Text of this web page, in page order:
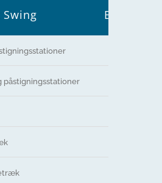
Base
påstigningsstationer